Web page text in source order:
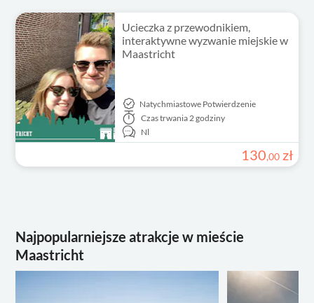
Ucieczka z przewodnikiem,
interaktywne wyzwanie miejskie w
Maastricht
Natychmiastowe Potwierdzenie
Czas trwania 2 godziny
Nl
130,00 zł
Najpopularniejsze atrakcje w mieście
Maastricht